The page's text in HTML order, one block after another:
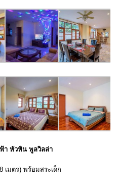
า หัวหิน พูลวิลล่า
เมตร) พร้อมสระเด็ก